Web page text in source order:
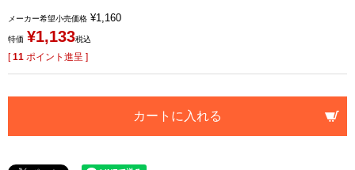
メーカー希望小売価格 ¥1,160
特価 ¥1,133税込
[11 ポイント進呈 ]
カートに入れる